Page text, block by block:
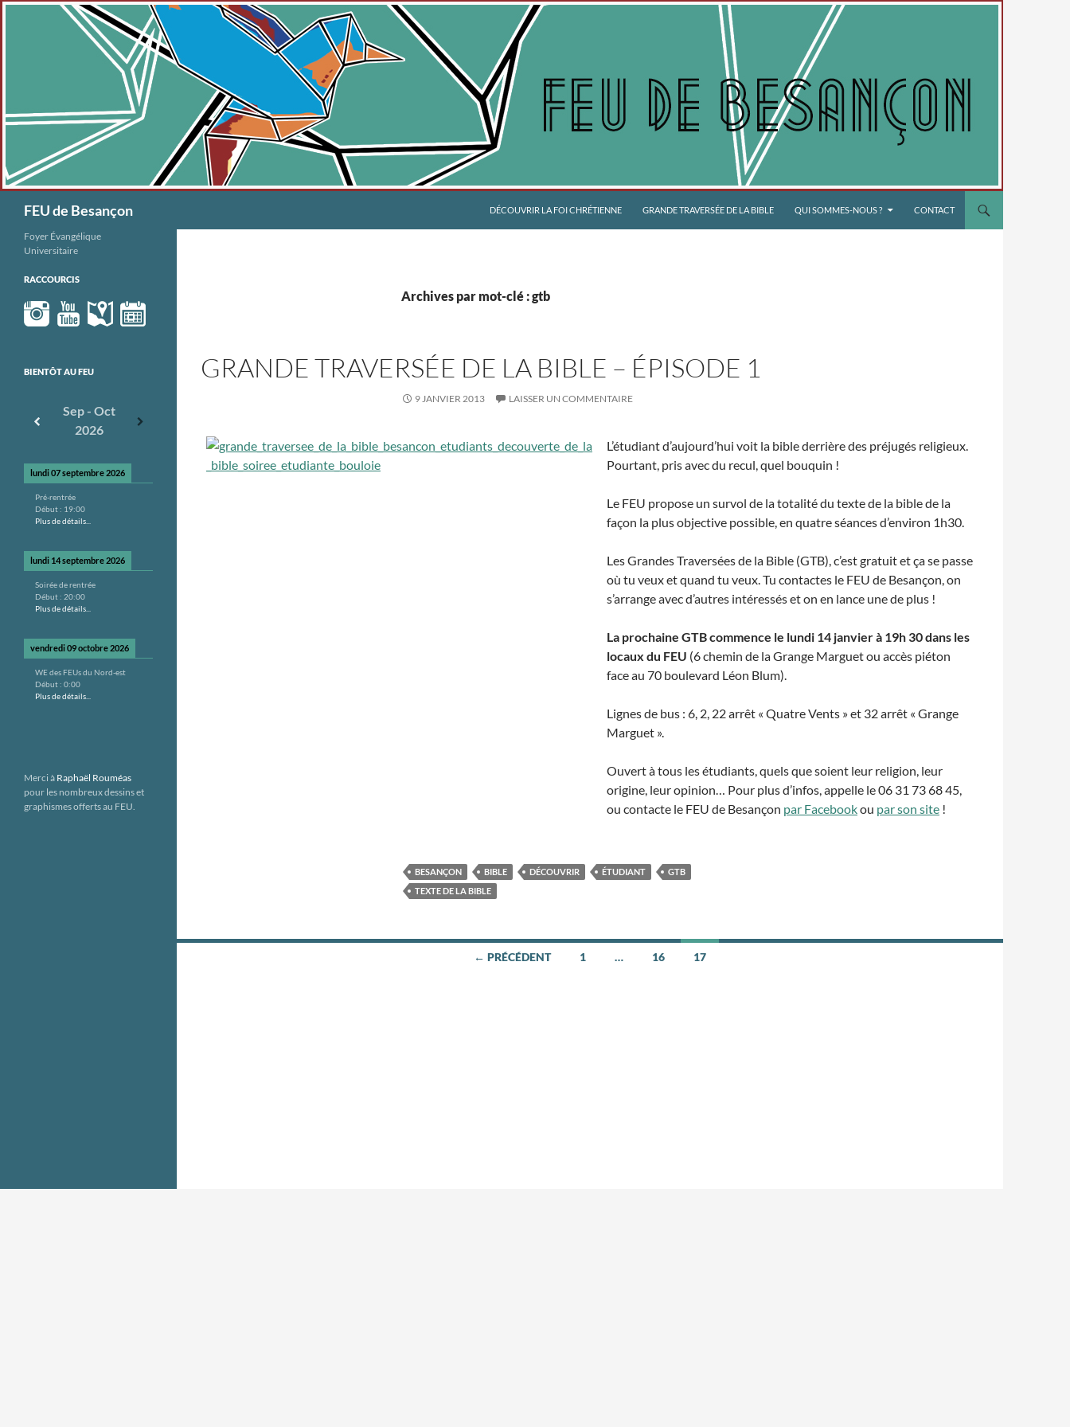
Aller
FEU de Besançon DÉCOUVRIR LA FOI CHRÉTIENNE GRANDE TRAVERSÉE DE LA BIBLE QUI SOMMES-NOUS ? CONTACT
Archives par mot-clé : gtb
GRANDE TRAVERSÉE DE LA BIBLE – ÉPISODE 1
9 JANVIER 2013 LAISSER UN COMMENTAIRE
L’étudiant d’aujourd’hui voit la bible derrière des préjugés religieux.
Pourtant, pris avec du recul, quel bouquin !
Le FEU propose un survol de la totalité du texte de la bible de la
façon la plus objective possible, en quatre séances d’environ 1h30.
Les Grandes Traversées de la Bible (GTB), c’est gratuit et ça se passe
où tu veux et quand tu veux. Tu contactes le FEU de Besançon, on
s’arrange avec d’autres intéressés et on en lance une de plus !
La prochaine GTB commence le lundi 14 janvier à 19h 30 dans les
locaux du FEU (6 chemin de la Grange Marguet ou accès piéton
face au 70 boulevard Léon Blum).
Lignes de bus : 6, 2, 22 arrêt « Quatre Vents » et 32 arrêt « Grange
Marguet ».
Ouvert à tous les étudiants, quels que soient leur religion, leur
origine, leur opinion… Pour plus d’infos, appelle le 06 31 73 68 45,
ou contacte le FEU de Besançon par Facebookou par son site !
BESANÇON BIBLE DÉCOUVRIR ÉTUDIANT
GTB
TEXTE DE LA BIBLE
← PRÉCÉDENT 1 … 16 17
Foyer Évangélique
Universitaire
RACCOURCIS
BIENTÔT AU FEU
Sep - Oct
2026
lundi 07 septembre 2026
Pré-rentrée
Début : 19:00
Plus de détails...
lundi 14 septembre 2026
Soirée de rentrée
Début : 20:00
Plus de détails...
vendredi 09 octobre 2026
WE des FEUs du Nord-est
Début : 0:00
Plus de détails...
Merci à Raphaël Rouméas
pour les nombreux dessins et
graphismes offerts au FEU.